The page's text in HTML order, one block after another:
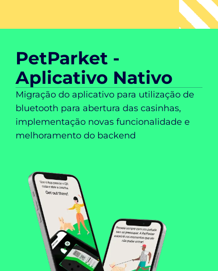
PetParket -
Aplicativo Nativo
Migração do aplicativo para utilização de
bluetooth para abertura das casinhas,
implementação novas funcionalidade e
melhoramento do backend